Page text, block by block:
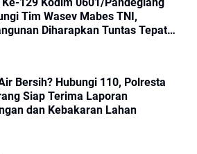
Tim Wasev Mabes TNI,
Diharapkan Tuntas Tepat
Bersih? Hubungi 110, Polresta
Siap Terima Laporan
dan Kebakaran Lahan